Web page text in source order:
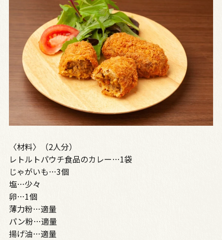
〈材料〉（2人分）
レトルトパウチ食品のカレー…1袋
じゃがいも…3個
塩…少々
卵…1個
薄力粉…適量
パン粉…適量
揚げ油…適量